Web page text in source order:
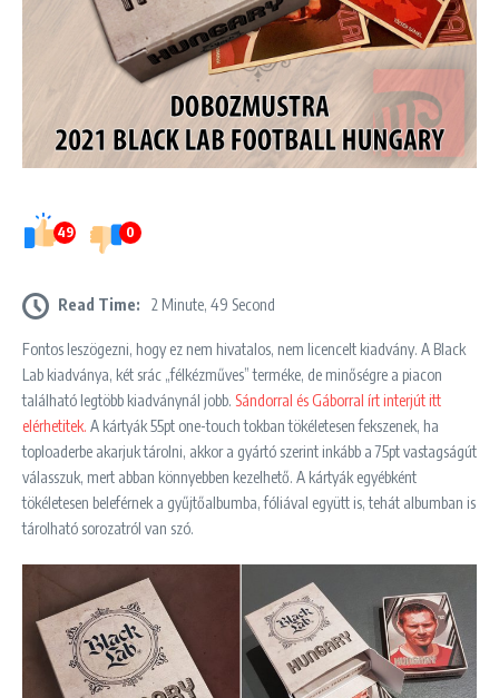
49 0
Read Time: 2 Minute, 49 Second
Fontos leszögezni, hogy ez nem hivatalos, nem licencelt kiadvány. A Black
Lab kiadványa, két srác „félkézműves” terméke, de minőségre a piacon
található legtöbb kiadványnál jobb. Sándorral és Gáborral írt interjút itt
elérhetitek. A kártyák 55pt one-touch tokban tökéletesen fekszenek, ha
toploaderbe akarjuk tárolni, akkor a gyártó szerint inkább a 75pt vastagságút
válasszuk, mert abban könnyebben kezelhető. A kártyák egyébként
tökéletesen beleférnek a gyűjtőalbumba, fóliával együtt is, tehát albumban is
tárolható sorozatról van szó.